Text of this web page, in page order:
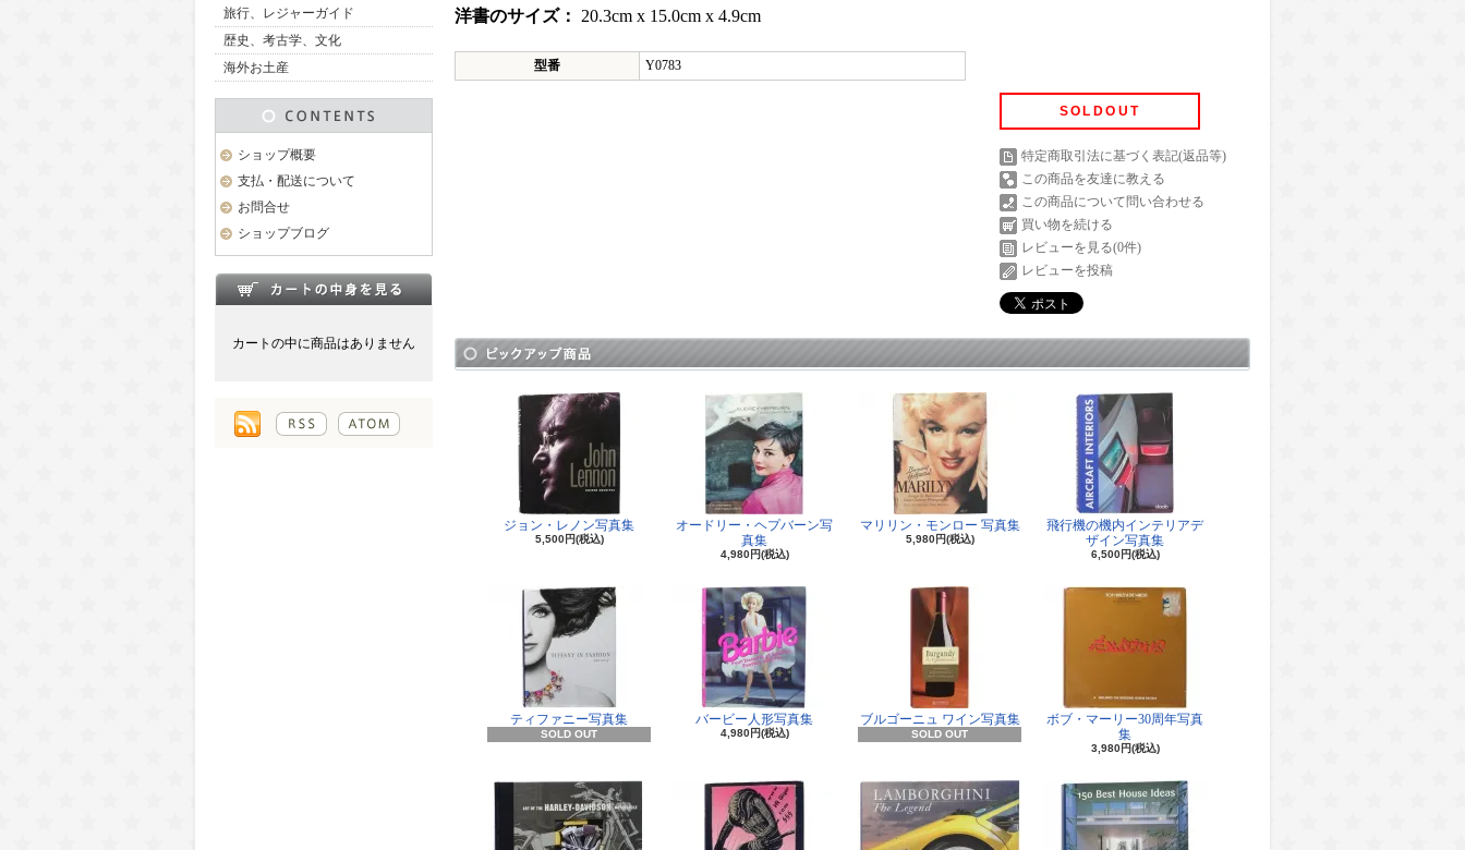
旅行、レジャーガイド
歴史、考古学、文化
海外お土産
ショップ概要
支払・配送について
お問合せ
ショップブログ
カートの中に商品はありません
洋書のサイズ：
20.3cm x 15.0cm x 4.9cm
型番 Y0783
SOLDOUT
特定商取引法に基づく表記(返品等)
この商品を友達に教える
この商品について問い合わせる
買い物を続ける
レビューを見る(0件)
レビューを投稿
ジョン・レノン写真集
5,500円(税込)
オードリー・ヘプバーン写
真集
4,980円(税込)
マリリン・モンロー 写真集
5,980円(税込)
飛行機の機内インテリアデ
ザイン写真集
6,500円(税込)
ティファニー写真集
SOLD OUT
バービー人形写真集
4,980円(税込)
ブルゴーニュ ワイン写真集
SOLD OUT
ボブ・マーリー30周年写真
集
3,980円(税込)